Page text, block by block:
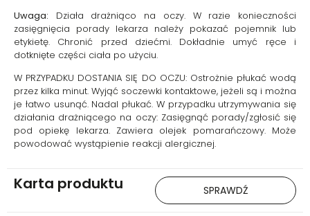
Uwaga: Działa drażniąco na oczy. W razie konieczności
zasięgnięcia porady lekarza należy pokazać pojemnik lub
etykietę. Chronić przed dziećmi. Dokładnie umyć ręce i
dotknięte części ciała po użyciu.
W PRZYPADKU DOSTANIA SIĘ DO OCZU: Ostrożnie płukać wodą
przez kilka minut. Wyjąć soczewki kontaktowe, jeżeli są i można
je łatwo usunąć. Nadal płukać. W przypadku utrzymywania się
działania drażniącego na oczy: Zasięgnąć porady/zgłosić się
pod opiekę lekarza. Zawiera olejek pomarańczowy. Może
powodować wystąpienie reakcji alergicznej.
Karta produktu SPRAWDŹ